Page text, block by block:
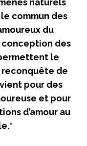
naturels
commun des
du
des
le
reconquête de
pour des
et pour
d’amour au